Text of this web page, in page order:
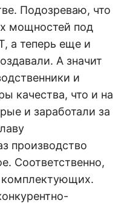
Подозреваю, что
мощностей под
а теперь еще и
А значит
и
качества, что и на
и заработали за
производство
Соответственно,